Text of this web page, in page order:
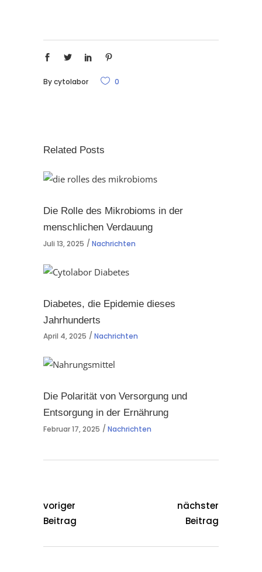
Bycytolabor 0
Related Posts
Die Rolle des Mikrobioms in der
menschlichen Verdauung
Juli 13, 2025 Nachrichten
Diabetes, die Epidemie dieses
Jahrhunderts
April 4, 2025 Nachrichten
Die Polarität von Versorgung und
Entsorgung in der Ernährung
Februar 17, 2025 Nachrichten
voriger
Beitrag
nächster
Beitrag